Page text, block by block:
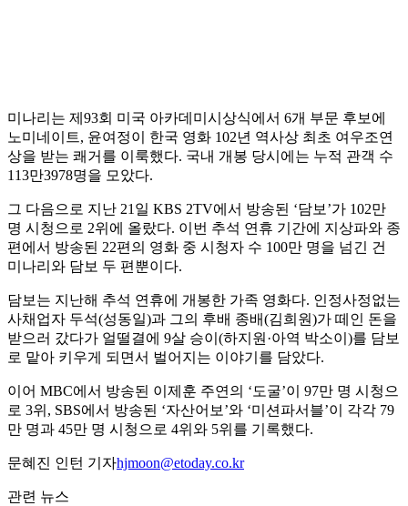
미나리는 제93회 미국 아카데미시상식에서 6개 부문 후보에
노미네이트, 윤여정이 한국 영화 102년 역사상 최초 여우조연
상을 받는 쾌거를 이룩했다. 국내 개봉 당시에는 누적 관객 수
113만3978명을 모았다.
그 다음으로 지난 21일 KBS 2TV에서 방송된 ‘담보’가 102만
명 시청으로 2위에 올랐다. 이번 추석 연휴 기간에 지상파와 종
편에서 방송된 22편의 영화 중 시청자 수 100만 명을 넘긴 건
미나리와 담보 두 편뿐이다.
담보는 지난해 추석 연휴에 개봉한 가족 영화다. 인정사정없는
사채업자 두석(성동일)과 그의 후배 종배(김희원)가 떼인 돈을
받으러 갔다가 얼떨결에 9살 승이(하지원·아역 박소이)를 담보
로 맡아 키우게 되면서 벌어지는 이야기를 담았다.
이어 MBC에서 방송된 이제훈 주연의 ‘도굴’이 97만 명 시청으
로 3위, SBS에서 방송된 ‘자산어보’와 ‘미션파서블’이 각각 79
만 명과 45만 명 시청으로 4위와 5위를 기록했다.
문혜진 인턴 기자hjmoon@etoday.co.kr
관련 뉴스